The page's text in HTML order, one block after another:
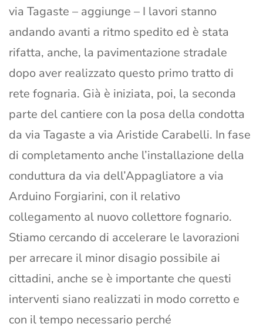
via Tagaste – aggiunge – I lavori stanno
andando avanti a ritmo spedito ed è stata
rifatta, anche, la pavimentazione stradale
dopo aver realizzato questo primo tratto di
rete fognaria. Già è iniziata, poi, la seconda
parte del cantiere con la posa della condotta
da via Tagaste a via Aristide Carabelli. In fase
di completamento anche l’installazione della
conduttura da via dell’Appagliatore a via
Arduino Forgiarini, con il relativo
collegamento al nuovo collettore fognario.
Stiamo cercando di accelerare le lavorazioni
per arrecare il minor disagio possibile ai
cittadini, anche se è importante che questi
interventi siano realizzati in modo corretto e
con il tempo necessario perché